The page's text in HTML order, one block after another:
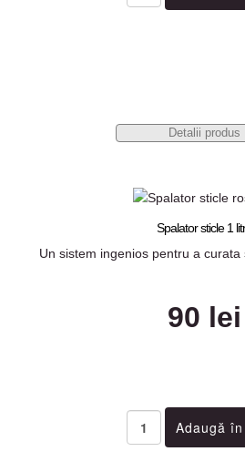
Detalii produs
Spalator sticle 1
Un sistem ingenios pentru a curata
90 lei